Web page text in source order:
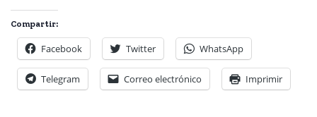
Compartir:
Facebook Twitter WhatsApp
Telegram Correo electrónico Imprimir